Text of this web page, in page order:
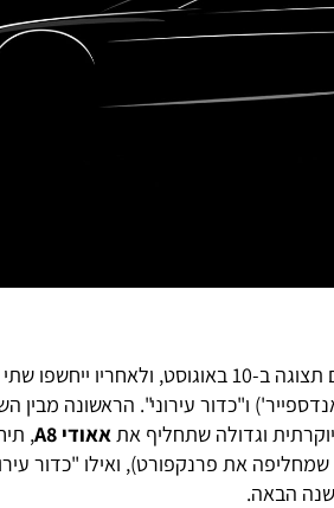
כך או אחרת, "כדור שמים" ייחשף כדגם תצוגה ב-10 באוגוסט, ולאחריו
ו"כדור עירוני". הראשונה מבין
וגדולה שתחליף אתאאודי A8
,
את פרנקפורט), ואילו "כדור
הבאה.